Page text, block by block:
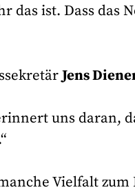
das ist. Dass das
Jens
uns daran,
Vielfalt